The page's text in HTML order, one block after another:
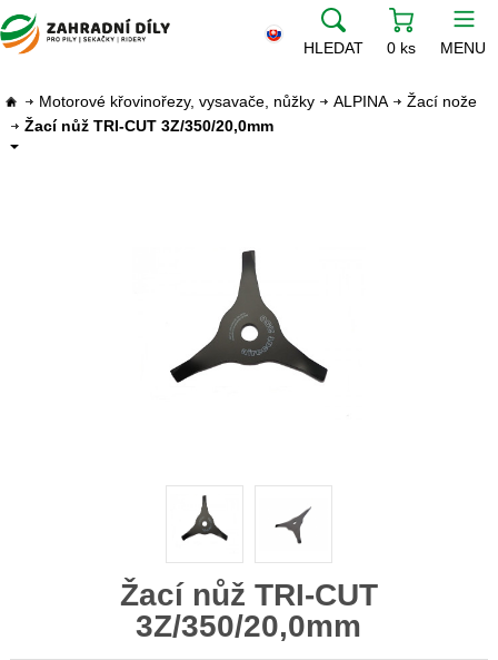
HLEDAT 0 ks MENU
Motorové křovinořezy, vysavače, nůžky ALPINA
Žací nože
Žací nůž TRI-CUT 3Z/350/20,0mm
Žací nůž TRI-CUT
3Z/350/20,0mm